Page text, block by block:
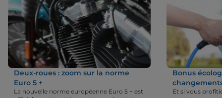
Deux-roues : zoom sur la norme
Euro 5 +
La nouvelle norme européenne Euro 5 + est
Bonus
Et si vous